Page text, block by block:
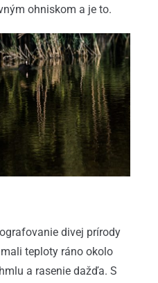
ohniskom a je to.
divej prírody
teploty ráno okolo
a rasenie dažďa. S